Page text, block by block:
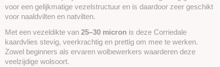
voor een gelijkmatige vezelstructuur en is daardoor zeer geschikt
voor naaldvilten en natvilten.
Met een vezeldikte van 25–30 micron is deze Corriedale
kaardvlies stevig, veerkrachtig en prettig om mee te werken.
Zowel beginners als ervaren wolbewerkers waarderen deze
veelzijdige wolsoort.